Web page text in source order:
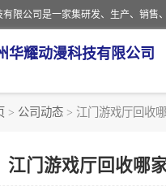
华耀动漫科技有限公司
> 公司动态 > 江门游戏厅回收
江门游戏厅回收哪